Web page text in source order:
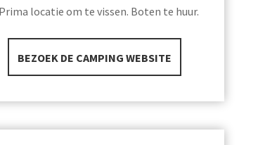
locatie om te vissen. Boten te huur.
BEZOEK DE CAMPING WEBSITE